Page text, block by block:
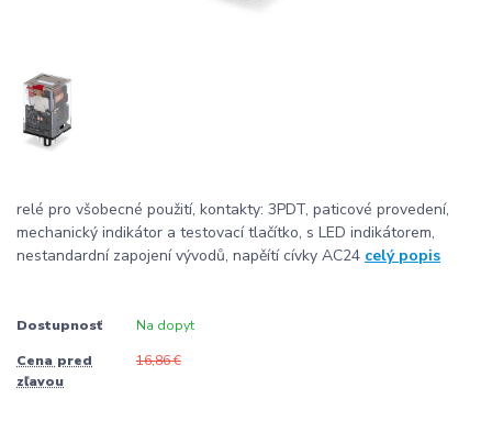
relé pro všobecné použití, kontakty: 3PDT, paticové provedení,
mechanický indikátor a testovací tlačítko, s LED indikátorem,
nestandardní zapojení vývodů, napěítí cívky AC24 celý popis
Dostupnosť Na dopyt
Cena pred
zľavou
16,86 €